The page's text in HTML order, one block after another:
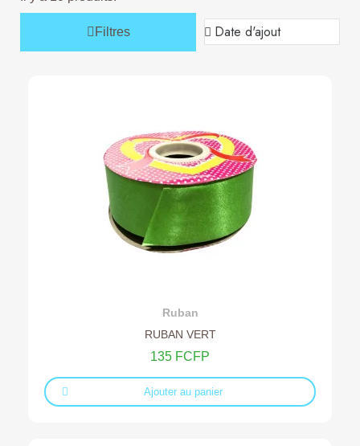
Filtres
Ajouter au devis
Ruban
RUBAN VERT
135 FCFP
Ajouter au panier